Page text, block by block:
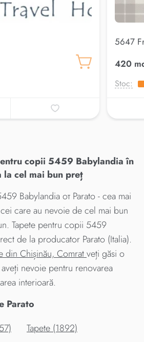
5647
420
Stoc:
copii 5459 Babylandia în
la cel mai bun preț
Babylandia от Parato - cea mai
care au nevoie de cel mai bun
Tapete pentru copii 5459
de la producator Parato (Italia).
din Chișinău, Comratveți găsi o
nevoie pentru renovarea
interioară.
Parato
Tapete (1892)